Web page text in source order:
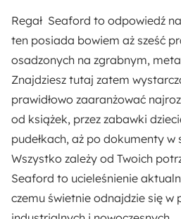
6.8 cm
Liczba półek otwartych:
6
Styl:
Glamour Industrialny
Kolor:
Złoty Czarny
Regał Seaford to odpowiedź
ten posiada bowiem aż sześć
osadzonych na zgrabnym,
Znajdziesz tutaj zatem
prawidłowo zaaranżować
od książek, przez zabawki
pudełkach, aż po dokumenty
Wszystko zależy od Twoich
Seaford to ucieleśnienie
czemu świetnie odnajdzie się w